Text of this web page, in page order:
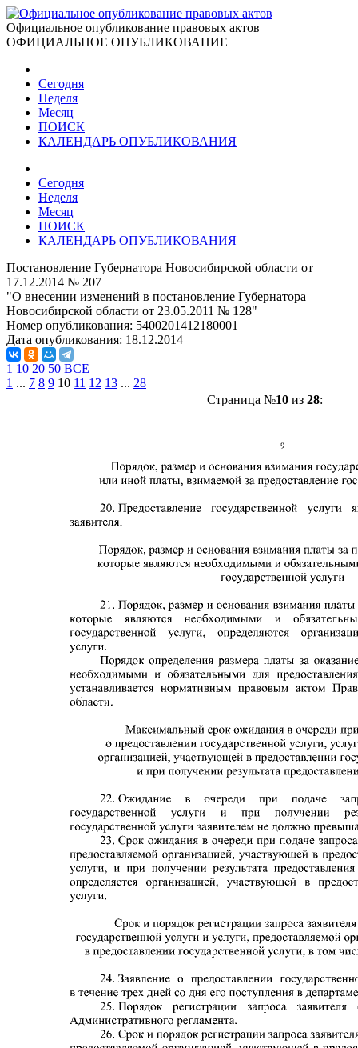
Официальное опубликование правовых актов
ОФИЦИАЛЬНОЕ ОПУБЛИКОВАНИЕ
Сегодня
Неделя
Месяц
ПОИСК
КАЛЕНДАРЬ ОПУБЛИКОВАНИЯ
Сегодня
Неделя
Месяц
ПОИСК
КАЛЕНДАРЬ ОПУБЛИКОВАНИЯ
Постановление Губернатора Новосибирской области от
17.12.2014 № 207
"О внесении изменений в постановление Губернатора
Новосибирской области от 23.05.2011 № 128"
Номер опубликования: 5400201412180001
Дата опубликования: 18.12.2014
1 10 20 50 ВСЕ
1 ... 7 8 9 10 11 12 13 ... 28
Страница №10из 28: